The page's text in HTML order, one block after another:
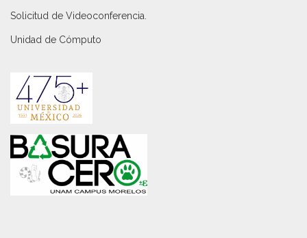
Solicitud de Videoconferencia.
Unidad de Cómputo